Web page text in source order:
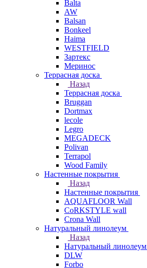
Balta
AW
Balsan
Bonkeel
Haima
WESTFIELD
Зартекс
Меринос
Террасная доска
Назад
Террасная доска
Bruggan
Dortmax
lecole
Legro
MEGADECK
Polivan
Terrapol
Wood Family
Настенные покрытия
Назад
Настенные покрытия
AQUAFLOOR Wall
CoRKSTYLE wall
Crona Wall
Натуральный линолеум
Назад
Натуральный линолеум
DLW
Forbo